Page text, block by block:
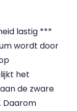
lastig ***
wordt door
het
de zware
Daarom